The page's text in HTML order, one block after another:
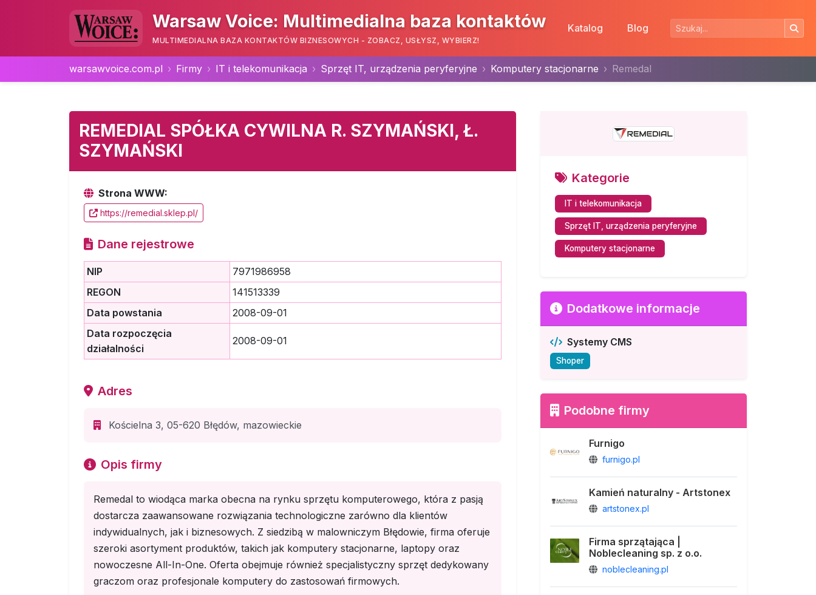
Warsaw Voice: Multimedialna baza kontaktów
MULTIMEDIALNA BAZA KONTAKTÓW BIZNESOWYCH - ZOBACZ, USŁYSZ, WYBIERZ!
Katalog Blog
warsawvoice.com.pl Firmy IT i telekomunikacja Sprzęt IT, urządzenia peryferyjne Komputery stacjonarne Remedal
REMEDIAL SPÓŁKA CYWILNA R. SZYMAŃSKI, Ł.
SZYMAŃSKI
Strona WWW:
https://remedial.sklep.pl/
Dane rejestrowe
NIP
7971986958
REGON
141513339
Data powstania
2008-09-01
Data rozpoczęcia
działalności
2008-09-01
Adres
Kościelna 3, 05-620 Błędów, mazowieckie
Opis firmy
Remedal to wiodąca marka obecna na rynku sprzętu komputerowego, która z pasją
dostarcza zaawansowane rozwiązania technologiczne zarówno dla klientów
indywidualnych, jak i biznesowych. Z siedzibą w malowniczym Błędowie, firma oferuje
szeroki asortyment produktów, takich jak komputery stacjonarne, laptopy oraz
nowoczesne All-In-One. Oferta obejmuje również specjalistyczny sprzęt dedykowany
graczom oraz profesjonale komputery do zastosowań firmowych.
Kategorie
IT i telekomunikacja
Sprzęt IT, urządzenia peryferyjne
Komputery stacjonarne
Dodatkowe informacje
Systemy CMS
Shoper
Podobne firmy
Furnigo
furnigo.pl
Kamień naturalny - Artstonex
artstonex.pl
Firma sprzątająca |
Noblecleaning sp. z o.o.
noblecleaning.pl